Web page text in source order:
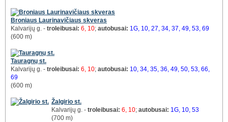
Broniaus Laurinavičiaus skveras
Kalvarijų g. - troleibusai: 6, 10; autobusai: 1G, 10, 27, 34, 37, 49, 53, 69
(600 m)
Tauragnų st.
Kalvarijų g. - troleibusai: 6, 10; autobusai: 10, 34, 35, 36, 49, 50, 53, 66,
69
(600 m)
Žalgirio st.
Kalvarijų g. - troleibusai: 6, 10; autobusai: 1G, 10, 53
(700 m)